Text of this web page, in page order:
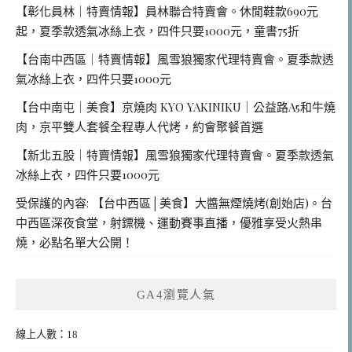
【彰化員林｜特賣情報】員林聯合特賣會。休閒鞋款690元
起，夏季款透氣冰絲上衣，四件只要1000元，童書75折
【台南中西區｜特賣情報】風雪狼獨家代理特賣會。夏季款透
氣冰絲上衣，四件只要1000元
【台中南屯｜美食】京燒肉 KYO YAKINIKU｜公益路A5和牛燒
肉，京平雙人套餐全程專人代烤，約會聚餐首選
【新北五股｜特賣情報】風雪狼獨家代理特賣會。夏季款透氣
冰絲上衣，四件只要1000元
受保護的內容: 【台中西區│美食】大醬無煙燒烤(創始店)。台
中西區深夜食堂，射鏢機、運動賽事直播，優雅享受火熱串
燒，必點名單大公開！
GA4瀏覽人氣
線上人數：18